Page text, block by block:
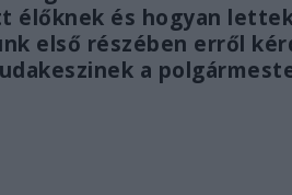
élőknek és hogyan
első részében erről
a